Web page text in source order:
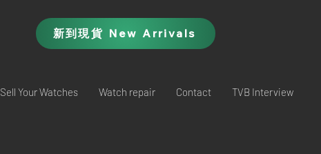
新到現貨 New Arrivals
Sell Your Watches Watch repair Contact TVB Interview